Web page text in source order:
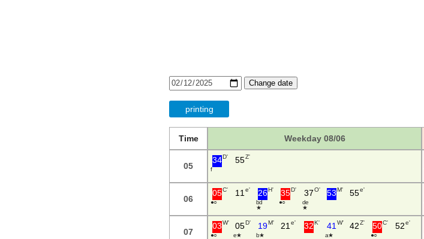
Change date
printing
Time Weekday 08/06
05
34D' 55Z'
06
05C'
● ○
11 e' 26H'
b d
★
35D'
● ○
37O'
d e
★
53M' 55e'
07
03W'
● ○
05D'
e ★
19M'
b ★
21 e' 32K' 41 W'
a ★
42Z' 50C'
● ○
52 e'